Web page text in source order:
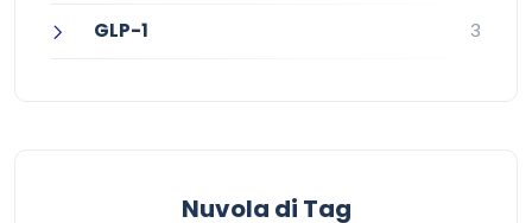
GLP-1 3
Nuvola di Tag